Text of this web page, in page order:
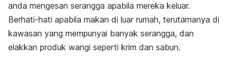
anda mengesan serangga apabila mereka keluar.
Berhati-hati apabila makan di luar rumah, terutamanya di
kawasan yang mempunyai banyak serangga, dan
elakkan produk wangi seperti krim dan sabun.